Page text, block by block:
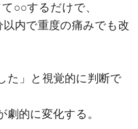
○○するだけで、
内で重度の痛みでも改
た」と視覚的に判断で
的に変化する。